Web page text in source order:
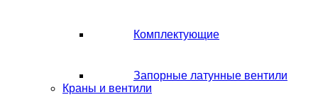
Комплектующие
Запорные латунные вентили
Краны и вентили